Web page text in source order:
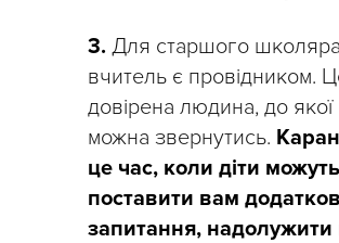
3. Для старшого школяра
вчитель є провідником.
довірена людина, до якої
можна звернутись.
це час, коли діти можуть
поставити вам
запитання,